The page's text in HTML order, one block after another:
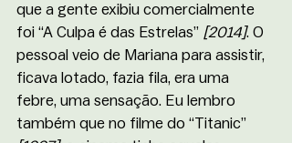
que a gente exibiu comercialmente
foi “A Culpa é das Estrelas” [2014]. O
pessoal veio de Mariana para assistir,
ficava lotado, fazia fila, era uma
febre, uma sensação. Eu lembro
também que no filme do “Titanic”